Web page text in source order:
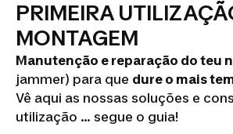
PRIMEIRA
MONTAGEM
Manutenção e reparação do teu
jammer) para que dure o mais
Vê aqui as nossas soluções e
utilização … segue o guia!